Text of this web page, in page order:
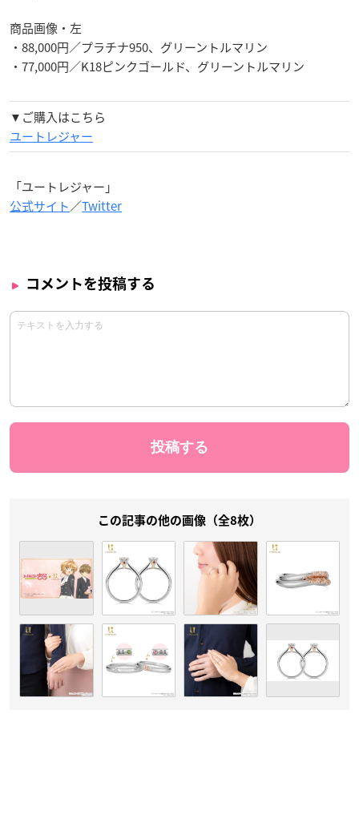
商品画像・左
・88,000円／プラチナ950、グリーントルマリン
・77,000円／K18ピンクゴールド、グリーントルマリン
▼ご購入はこちら
ユートレジャー
「ユートレジャー」
公式サイト／Twitter
コメントを投稿する
この記事の他の画像（全8枚）